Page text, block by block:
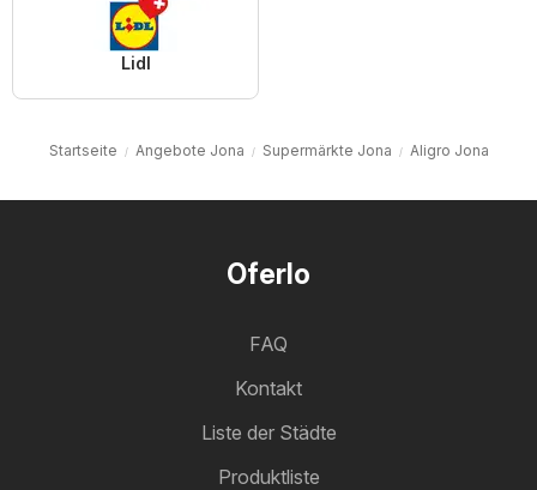
Lidl
Startseite Angebote Jona Supermärkte Jona Aligro Jona
Oferlo
FAQ
Kontakt
Liste der Städte
Produktliste